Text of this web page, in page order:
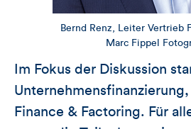
Bernd Renz, Leiter Vertrieb
Marc Fippel
Im Fokus der Diskussion
Finance & Factoring. Für